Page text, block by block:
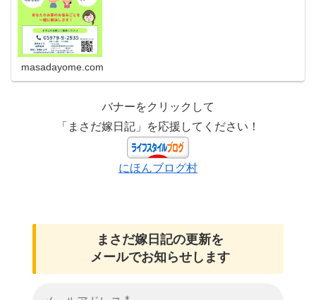
masadayome.com
バナーをクリックして
「まさだ嫁日記」を応援してください！
にほんブログ村
まさだ嫁日記の更新を
メールでお知らせします